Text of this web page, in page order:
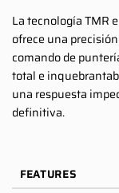
La tecnología TMR
ofrece una
comando de
total e
una respuesta
definitiva.
FEATURES